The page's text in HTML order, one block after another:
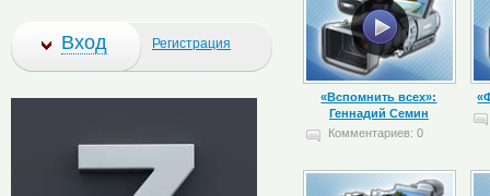
«Вспомнить всех»:
Геннадий Семин
Комментариев: 0
Вход Регистрация